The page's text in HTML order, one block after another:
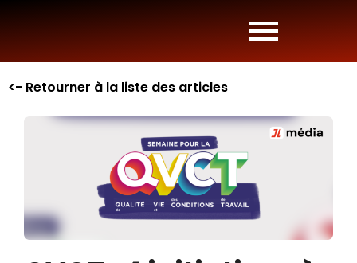
<- Retourner à la liste des articles